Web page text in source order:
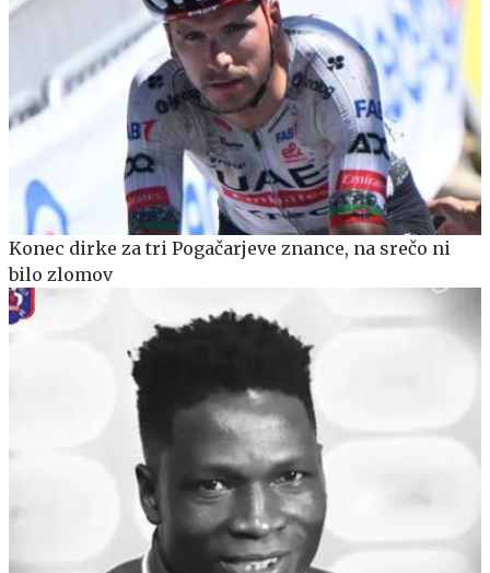
Konec dirke za tri Pogačarjeve znance, na srečo ni
bilo zlomov